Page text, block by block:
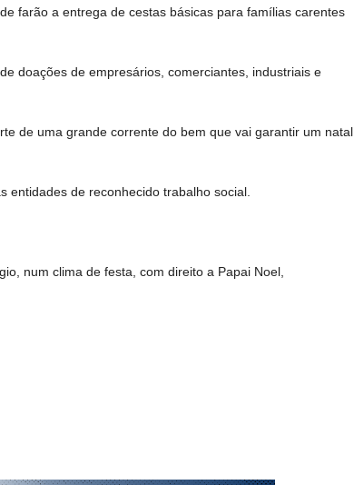
farão a entrega de cestas básicas para famílias carentes
doações de empresários, comerciantes, industriais e
de uma grande corrente do bem que vai garantir um natal
entidades de reconhecido trabalho social.
num clima de festa, com direito a Papai Noel,